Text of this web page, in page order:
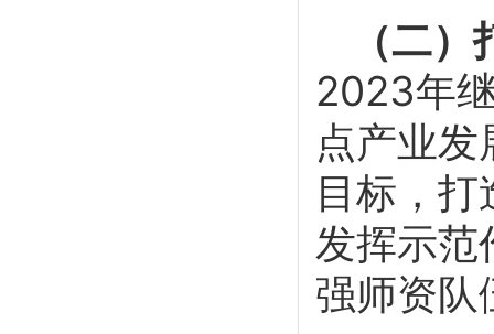
（二
2023年
点产业
目标，
发挥示范
强师资队